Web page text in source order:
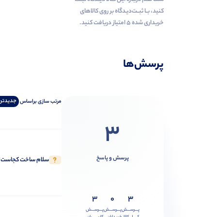
کنید، بــا ثبــت‌دیـدگاه بر روی کالاهای
خریداری شده ۵ امتیاز دریافت کنید.
پرسش‌ها
3
پرسش و پاسخ
3
پـــرســـش
0
پـــرســـش
3
پـــرســـش
مرتب‌ سازی‌ بر‌اساس
سلام ساخت